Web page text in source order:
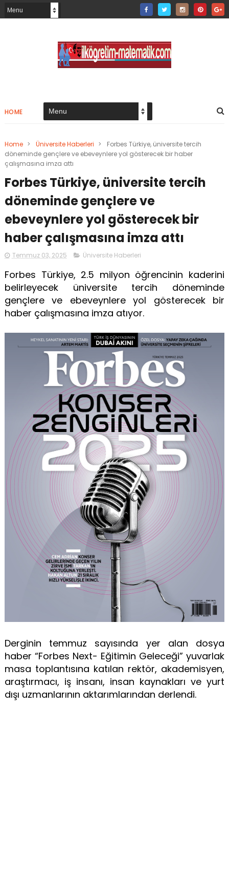
HOME
Home > Üniversite Haberleri >
Forbes Türkiye, üniversite tercih
döneminde gençlere ve ebeveynlere yol gösterecek bir haber
çalışmasına imza attı
Forbes Türkiye, üniversite tercih
döneminde gençlere ve
ebeveynlere yol gösterecek bir
haber çalışmasına imza attı
Temmuz 03, 2025 Üniversite Haberleri
Forbes Türkiye, 2.5 milyon öğrencinin kaderini
belirleyecek üniversite tercih döneminde
gençlere ve ebeveynlere yol gösterecek bir
haber çalışmasına imza atıyor.
Derginin temmuz sayısında yer alan dosya
haber “Forbes Next- Eğitimin Geleceği” yuvarlak
masa toplantısına katılan rektör, akademisyen,
araştırmacı, iş insanı, insan kaynakları ve yurt
dışı uzmanlarının aktarımlarından derlendi.